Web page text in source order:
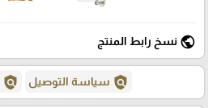
public نسخ رابط المنتج
policy سياسة التوصيل policy